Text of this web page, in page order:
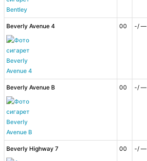
Beverly Avenue 4 00 -/ —
Beverly Avenue B 00 -/ —
Beverly Highway 7 00 -/ —